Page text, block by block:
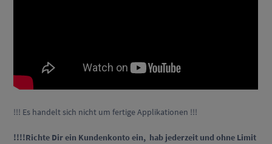
!!! Es handelt sich nicht um fertige Applikationen !!!
!!!!Richte Dir ein Kundenkonto ein, hab jederzeit und ohne Limit